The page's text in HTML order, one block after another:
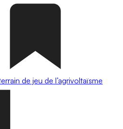
de jeu de l’agrivoltaïsme